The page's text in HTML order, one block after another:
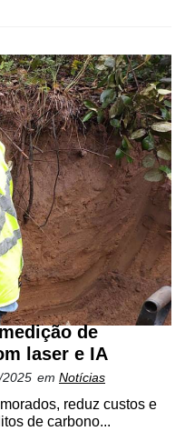
de
laser e IA
2025 em Notícias
reduz custos e
de carbono...